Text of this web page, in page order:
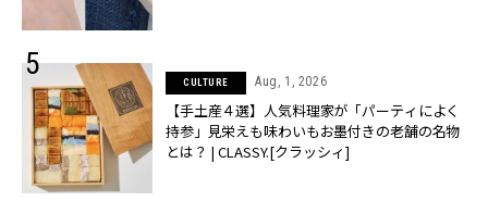
CULTURE Aug, 1, 2026
【手土産４選】人気料理家が「パーティによく
持参」見栄えも味わいもお墨付きの老舗の名物
とは？ | CLASSY.[クラッシィ]